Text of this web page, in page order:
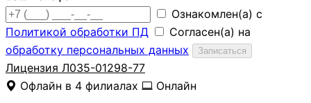
Ознакомлен(а) с
Политикой обработки ПД
Согласен(а) на
обработку персональных данных
Записаться
Лицензия Л035-01298-77
Офлайн в 4 филиалах
Онлайн